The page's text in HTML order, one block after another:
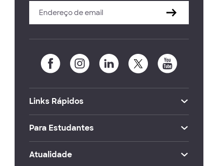
Links Rápidos
Para Estudantes
Atualidade